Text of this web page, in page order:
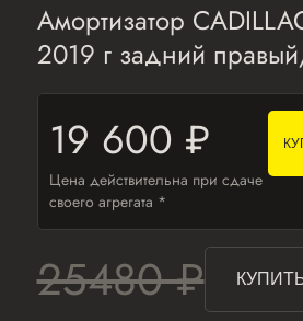
Амортизатор
2019 г задний
19 600 ₽
Цена действительна при сдаче
своего агрегата *
25480 ₽